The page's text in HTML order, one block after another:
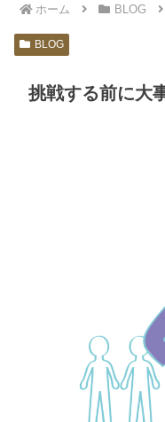
ホーム BLOG
BLOG
挑戦する前に大